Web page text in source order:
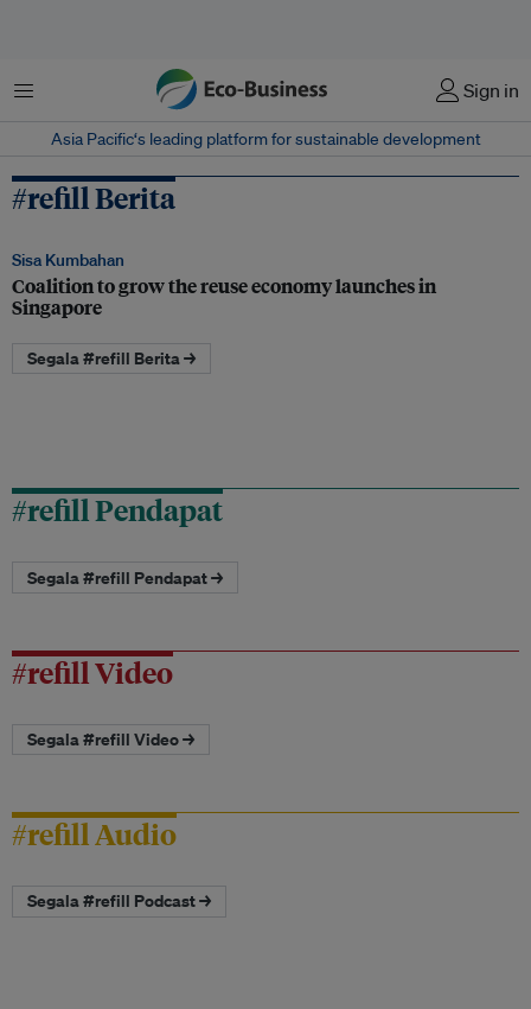
Menu Sign in
Asia Pacific‘s leading platform for sustainable development
#refill Berita
Sisa Kumbahan
Coalition to grow the reuse economy launches in
Singapore
Segala #refill Berita →
#refill Pendapat
Segala #refill Pendapat →
#refill Video
Segala #refill Video →
#refill Audio
Segala #refill Podcast →